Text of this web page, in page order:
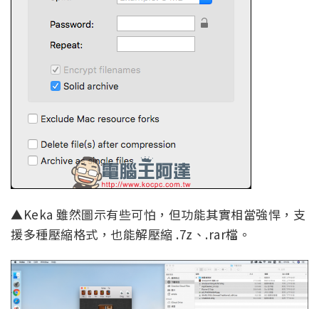
▲Keka 雖然圖示有些可怕，但功能其實相當強悍，支
援多種壓縮格式，也能解壓縮 .7z、.rar檔。